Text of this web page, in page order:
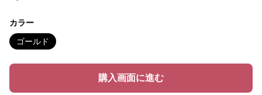
カラー
ゴールド
購入画面に進む